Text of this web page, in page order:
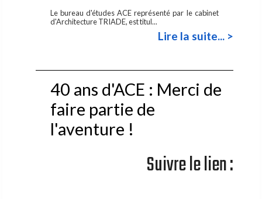
Le bureau d'études ACE représenté par le cabinet
d'Architecture TRIADE, est titul...
Lire la suite... >
40 ans d'ACE : Merci de
faire partie de
l'aventure !
Suivre le lien :